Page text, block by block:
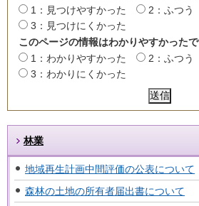
1：見つけやすかった
2：ふつう
3：見つけにくかった
このページの情報はわかりやすかったで
1：わかりやすかった
2：ふつう
3：わかりにくかった
林業
地域再生計画中間評価の公表について
森林の土地の所有者届出書について